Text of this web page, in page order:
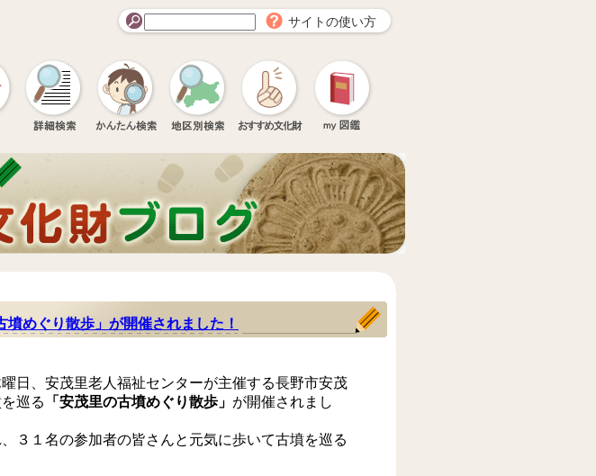
サイトの使い方
墳めぐり散歩」が開催されました！
日、安茂里老人福祉センターが主催する長野市安茂
巡る
「安茂里の古墳めぐり散歩」 が開催されまし
３１名の参加者の皆さんと元気に歩いて古墳を巡る